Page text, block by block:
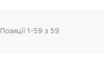
Позиції 1-59 з 59